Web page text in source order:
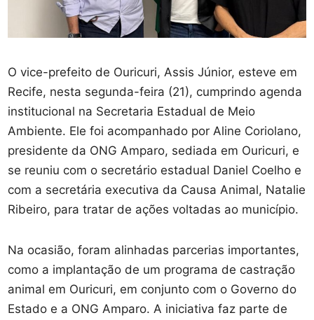
O vice-prefeito de Ouricuri, Assis Júnior, esteve em
Recife, nesta segunda-feira (21), cumprindo agenda
institucional na Secretaria Estadual de Meio
Ambiente. Ele foi acompanhado por Aline Coriolano,
presidente da ONG Amparo, sediada em Ouricuri, e
se reuniu com o secretário estadual Daniel Coelho e
com a secretária executiva da Causa Animal, Natalie
Ribeiro, para tratar de ações voltadas ao município.
Na ocasião, foram alinhadas parcerias importantes,
como a implantação de um programa de castração
animal em Ouricuri, em conjunto com o Governo do
Estado e a ONG Amparo. A iniciativa faz parte de